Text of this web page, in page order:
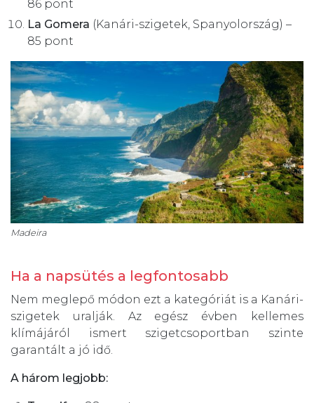
86 pont
La Gomera (Kanári-szigetek, Spanyolország) –
85 pont
Madeira
Ha a napsütés a legfontosabb
Nem meglepő módon ezt a kategóriát is a Kanári-
szigetek uralják. Az egész évben kellemes
klímájáról ismert szigetcsoportban szinte
garantált a jó idő.
A három legjobb: